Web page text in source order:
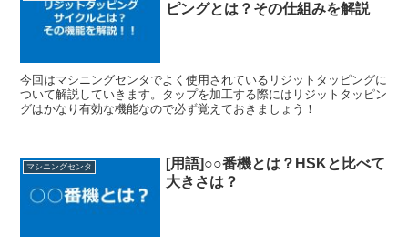
ピングとは？その仕組みを解説
今回はマシニングセンタでよく使用されているリジットタッピングに
ついて解説していきます。タップを加工する際にはリジットタッピン
グはかなり有効な機能なので必ず覚えておきましょう！
マシニングセンタ
[用語]○○番機とは？HSKと比べて
大きさは？